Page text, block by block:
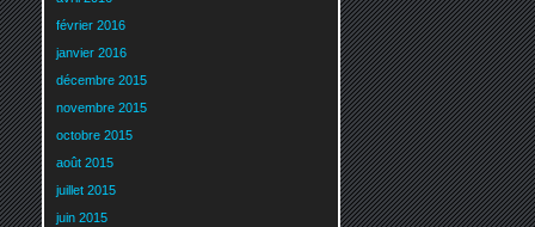
février 2016
janvier 2016
décembre 2015
novembre 2015
octobre 2015
août 2015
juillet 2015
juin 2015